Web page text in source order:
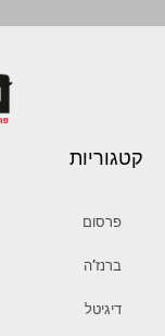
קטגוריות
פרסום
ברנז’ה
דיגיטל